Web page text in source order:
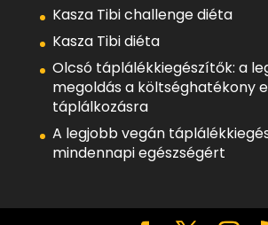
Kasza Tibi challenge diéta
Kasza Tibi diéta
Olcsó táplálékkiegészítők: a
megoldás a költséghatékony
táplálkozásra
A legjobb vegán
mindennapi egészségért